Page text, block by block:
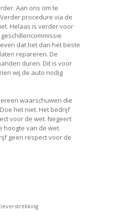
Aan ons om te
procedure via de
Helaas is verder voor
dat het dan het beste
repareren. De
duren. Dit is voor
wij de auto nodig
waarschuwen die
het niet. Het bedrijf
voor de wet. Negeert
hoogte van de wet.
geen respect voor de